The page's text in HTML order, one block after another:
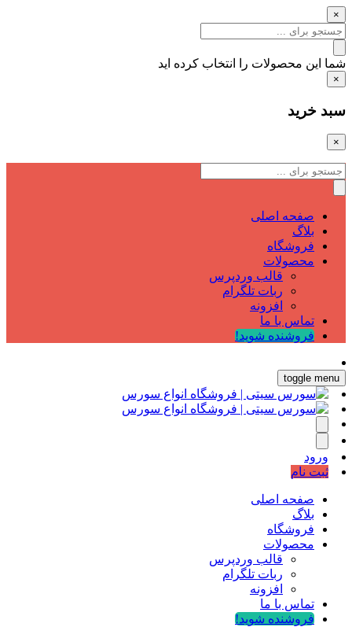
×
شما این محصولات را انتخاب کرده اید
×
سبد خرید
×
صفحه اصلی
بلاگ
فروشگاه
محصولات
قالب وردپرس
ربات تلگرام
افزونه
تماس با ما
فروشنده شوید!
toggle menu
ورود
ثبت نام
صفحه اصلی
بلاگ
فروشگاه
محصولات
قالب وردپرس
ربات تلگرام
افزونه
تماس با ما
فروشنده شوید!